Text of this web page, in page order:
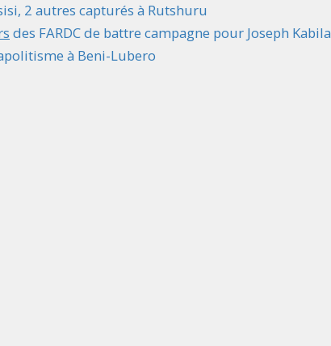
2 autres capturés à Rutshuru
des FARDC de battre campagne pour Joseph Kabila
à Beni-Lubero